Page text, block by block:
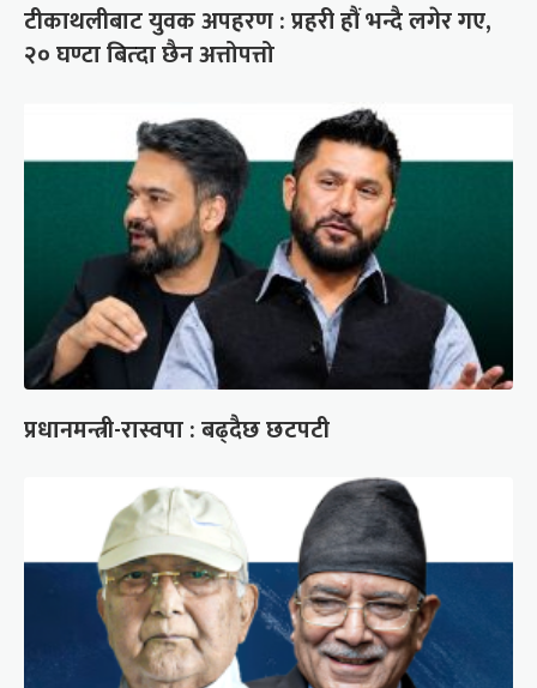
टीकाथलीबाट युवक अपहरण : प्रहरी हौं भन्दै लगेर गए,
२० घण्टा बित्दा छैन अत्तोपत्तो
प्रधानमन्त्री-रास्वपा : बढ्दैछ छटपटी